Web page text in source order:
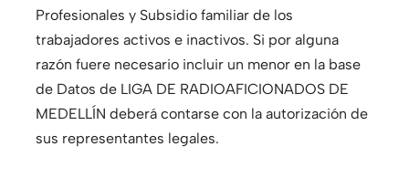
Profesionales y Subsidio familiar de los
trabajadores activos e inactivos. Si por alguna
razón fuere necesario incluir un menor en la base
de Datos de LIGA DE RADIOAFICIONADOS DE
MEDELLÍN deberá contarse con la autorización de
sus representantes legales.